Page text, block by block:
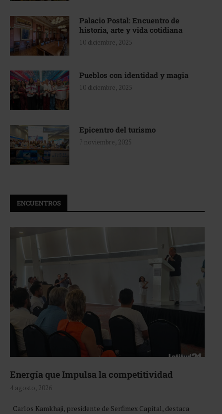
Palacio Postal: Encuentro de
historia, arte y vida cotidiana
10 diciembre, 2025
Pueblos con identidad y magia
10 diciembre, 2025
Epicentro del turismo
7 noviembre, 2025
ENCUENTROS
Energía que Impulsa la competitividad
4 agosto, 2026
Carlos Kamkhaji, presidente de Serfimex Capital, destaca